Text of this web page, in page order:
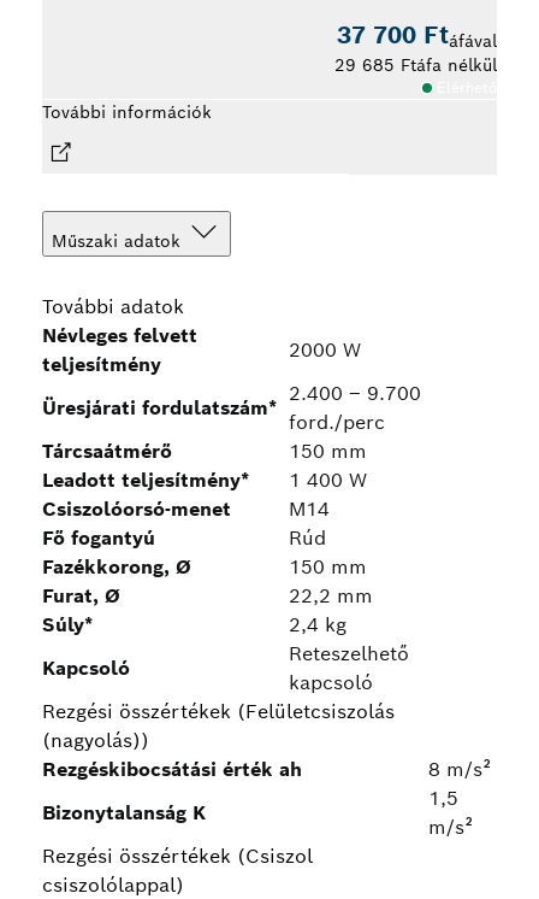
37 700 Ftáfával
29 685 Ftáfa nélkül
További információk
Műszaki adatok
További adatok
Névleges felvett
teljesítmény
2000 W
Üresjárati fordulatszám*
2.400 – 9.700
ford./perc
Tárcsaátmérő
150 mm
Leadott teljesítmény*
1 400 W
Csiszolóorsó-menet
M14
Fő fogantyú
Rúd
Fazékkorong, Ø
150 mm
Furat, Ø
22,2 mm
Súly*
2,4 kg
Kapcsoló
Reteszelhető
kapcsoló
Rezgési összértékek (Felületcsiszolás
(nagyolás))
Rezgéskibocsátási érték ah
8 m/s²
Bizonytalanság K
1,5
m/s²
Rezgési összértékek (Csiszol
csiszolólappal)